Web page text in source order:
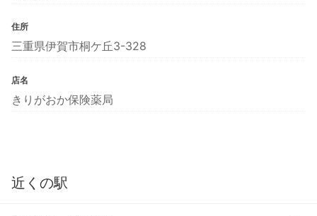
住所
三重県伊賀市桐ケ丘3-328
店名
きりがおか保険薬局
近くの駅